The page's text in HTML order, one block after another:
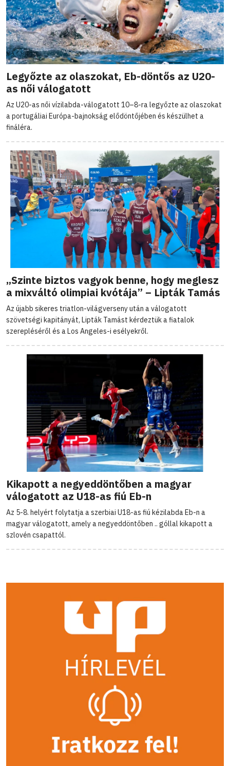
Legyőzte az olaszokat, Eb-döntős az U20-
as női válogatott
Az U20-as női vízilabda-válogatott 10–8-ra legyőzte az olaszokat
a portugáliai Európa-bajnokság elődöntőjében és készülhet a
fináléra.
„Szinte biztos vagyok benne, hogy meglesz
a mixváltó olimpiai kvótája” – Lipták Tamás
Az újabb sikeres triatlon-világverseny után a válogatott
szövetségi kapitányát, Lipták Tamást kérdeztük a fiatalok
szerepléséről és a Los Angeles-i esélyekről.
Kikapott a negyeddöntőben a magyar
válogatott az U18-as fiú Eb-n
Az 5-8. helyért folytatja a szerbiai U18-as fiú kézilabda Eb-n a
magyar válogatott, amely a negyeddöntőben .. góllal kikapott a
szlovén csapattól.